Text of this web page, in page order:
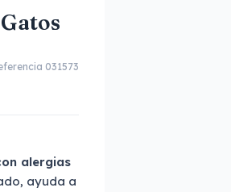
031573
alergias
ayuda a